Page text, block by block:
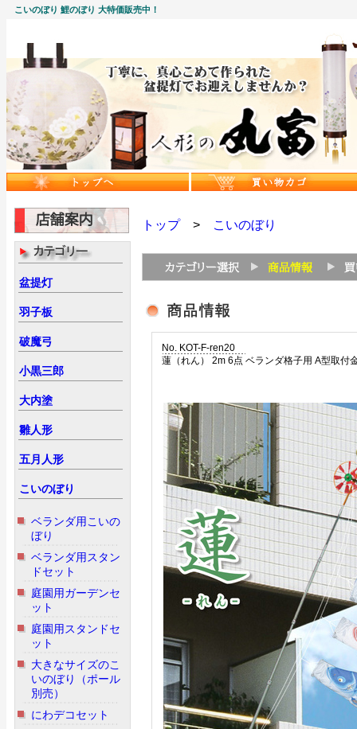
こいのぼり 鯉のぼり 大特価販売中！
盆提灯
羽子板
破魔弓
小黒三郎
大内塗
雛人形
五月人形
こいのぼり
ベランダ用こいの
ぼり
ベランダ用スタン
ドセット
庭園用ガーデンセ
ット
庭園用スタンドセ
ット
大きなサイズのこ
いのぼり（ポール
別売）
にわデコセット
トップ> こいのぼり
No. KOT-F-ren20
蓮（れん） 2m 6点 ベランダ格子用 A型取付